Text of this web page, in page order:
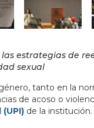
estrategias de
sexual
tanto en la
de acoso o
de la institución.